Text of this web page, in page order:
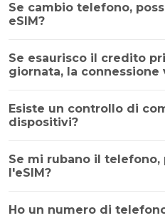
Se cambio telefono,
eSIM?
Se esaurisco il credito
giornata, la connessione
Esiste un controllo di
dispositivi?
Se mi rubano il telefono,
l'eSIM?
Ho un numero di